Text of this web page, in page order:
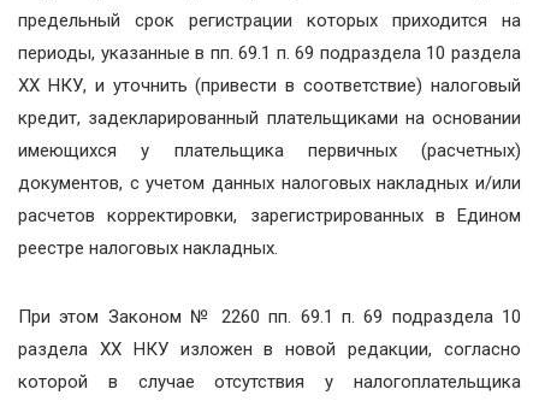
предельный срок регистрации которых приходится на
периоды, указанные в пп. 69.1 п. 69 подраздела 10 раздела
ХХ НКУ, и уточнить (привести в соответствие) налоговый
кредит, задекларированный плательщиками на основании
имеющихся у плательщика первичных (расчетных)
документов, с учетом данных налоговых накладных и/или
расчетов корректировки, зарегистрированных в Едином
реестре налоговых накладных.
При этом Законом № 2260 пп. 69.1 п. 69 подраздела 10
раздела ХХ НКУ изложен в новой редакции, согласно
которой в случае отсутствия у налогоплательщика